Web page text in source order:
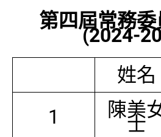
第四屆常務
(2024-
姓名
1
陳美
士